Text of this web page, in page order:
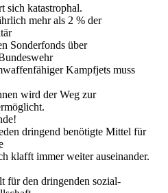
sich katastrophal.
mehr als 2 % der
Sonderfonds über
Kampfjets muss
wird der Weg zur
dringend benötigte Mittel für
klafft immer weiter auseinander.
für den dringenden sozial-